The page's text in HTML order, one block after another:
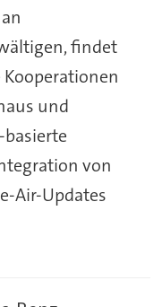
findet
und
von
Air-Updates